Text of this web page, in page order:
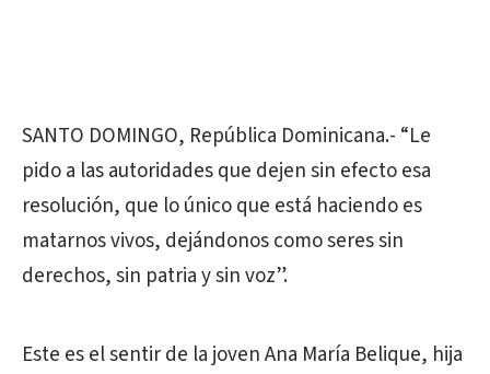
SANTO DOMINGO, República Dominicana.- “Le
pido a las autoridades que dejen sin efecto esa
resolución, que lo único que está haciendo es
matarnos vivos, dejándonos como seres sin
derechos, sin patria y sin voz”.
Este es el sentir de la joven Ana María Belique, hija